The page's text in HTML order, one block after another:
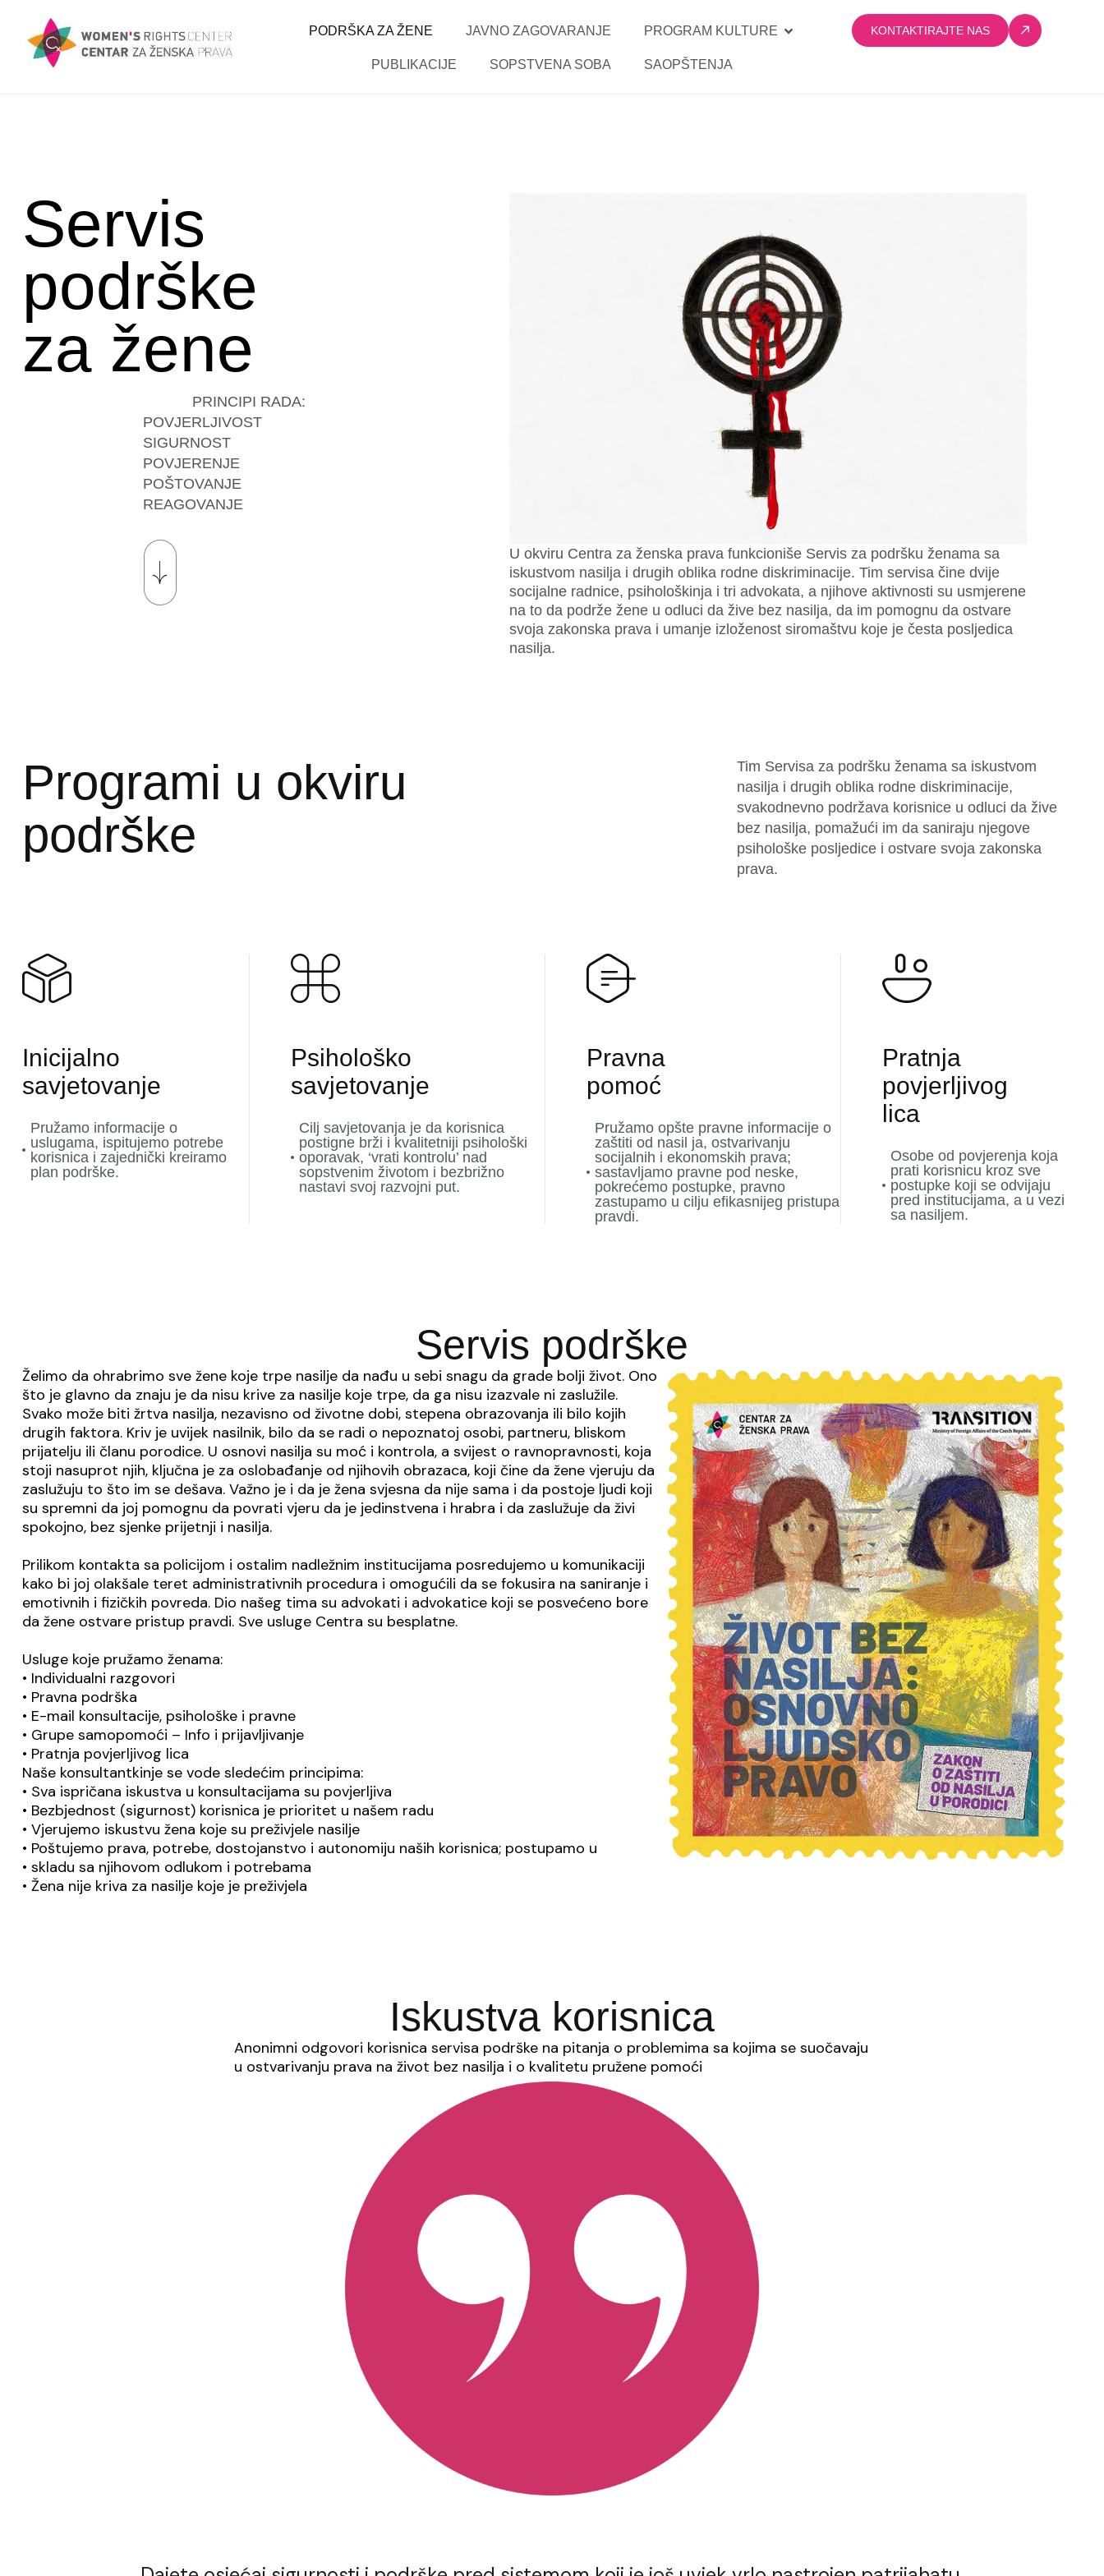
PODRŠKA ZA ŽENE JAVNO ZAGOVARANJE PROGRAM KULTURE
PUBLIKACIJE SOPSTVENA SOBA SAOPŠTENJA
KONTAKTIRAJTE NAS
Servis
podrške
za žene
PRINCIPI RADA:
POVJERLJIVOST
SIGURNOST
POVJERENJE
POŠTOVANJE
REAGOVANJE
U okviru Centra za ženska prava funkcioniše Servis za podršku ženama sa
iskustvom nasilja i drugih oblika rodne diskriminacije. Tim servisa čine dvije
socijalne radnice, psihološkinja i tri advokata, a njihove aktivnosti su usmjerene
na to da podrže žene u odluci da žive bez nasilja, da im pomognu da ostvare
svoja zakonska prava i umanje izloženost siromaštvu koje je česta posljedica
nasilja.
Programi u okviru
podrške
Tim Servisa za podršku ženama sa iskustvom
nasilja i drugih oblika rodne diskriminacije,
svakodnevno podržava korisnice u odluci da žive
bez nasilja, pomažući im da saniraju njegove
psihološke posljedice i ostvare svoja zakonska
prava.
Inicijalno
savjetovanje
Pružamo informacije o
uslugama, ispitujemo potrebe
korisnica i zajednički kreiramo
plan podrške.
Psihološko
savjetovanje
Cilj savjetovanja je da korisnica
postigne brži i kvalitetniji psihološki
oporavak, ‘vrati kontrolu’ nad
sopstvenim životom i bezbrižno
nastavi svoj razvojni put.
Pravna
pomoć
Pružamo opšte pravne informacije o
zaštiti od nasil ja, ostvarivanju
socijalnih i ekonomskih prava;
sastavljamo pravne pod neske,
pokrećemo postupke, pravno
zastupamo u cilju efikasnijeg pristupa
pravdi.
Pratnja
povjerljivog
lica
Osobe od povjerenja koja
prati korisnicu kroz sve
postupke koji se odvijaju
pred institucijama, a u vezi
sa nasiljem.
Servis podrške
Želimo da ohrabrimo sve žene koje trpe nasilje da nađu u sebi snagu da grade bolji život. Ono
što je glavno da znaju je da nisu krive za nasilje koje trpe, da ga nisu izazvale ni zaslužile.
Svako može biti žrtva nasilja, nezavisno od životne dobi, stepena obrazovanja ili bilo kojih
drugih faktora. Kriv je uvijek nasilnik, bilo da se radi o nepoznatoj osobi, partneru, bliskom
prijatelju ili članu porodice. U osnovi nasilja su moć i kontrola, a svijest o ravnopravnosti, koja
stoji nasuprot njih, ključna je za oslobađanje od njihovih obrazaca, koji čine da žene vjeruju da
zaslužuju to što im se dešava. Važno je i da je žena svjesna da nije sama i da postoje ljudi koji
su spremni da joj pomognu da povrati vjeru da je jedinstvena i hrabra i da zaslužuje da živi
spokojno, bez sjenke prijetnji i nasilja.
Prilikom kontakta sa policijom i ostalim nadležnim institucijama posredujemo u komunikaciji
kako bi joj olakšale teret administrativnih procedura i omogućili da se fokusira na saniranje i
emotivnih i fizičkih povreda. Dio našeg tima su advokati i advokatice koji se posvećeno bore
da žene ostvare pristup pravdi. Sve usluge Centra su besplatne.
Usluge koje pružamo ženama:
• Individualni razgovori
• Pravna podrška
• E-mail konsultacije, psihološke i pravne
• Grupe samopomoći – Info i prijavljivanje
• Pratnja povjerljivog lica
Naše konsultantkinje se vode sledećim principima:
• Sva ispričana iskustva u konsultacijama su povjerljiva
• Bezbjednost (sigurnost) korisnica je prioritet u našem radu
• Vjerujemo iskustvu žena koje su preživjele nasilje
• Poštujemo prava, potrebe, dostojanstvo i autonomiju naših korisnica; postupamo u
• skladu sa njihovom odlukom i potrebama
• Žena nije kriva za nasilje koje je preživjela
Iskustva korisnica
Anonimni odgovori korisnica servisa podrške na pitanja o problemima sa kojima se suočavaju
u ostvarivanju prava na život bez nasilja i o kvalitetu pružene pomoći